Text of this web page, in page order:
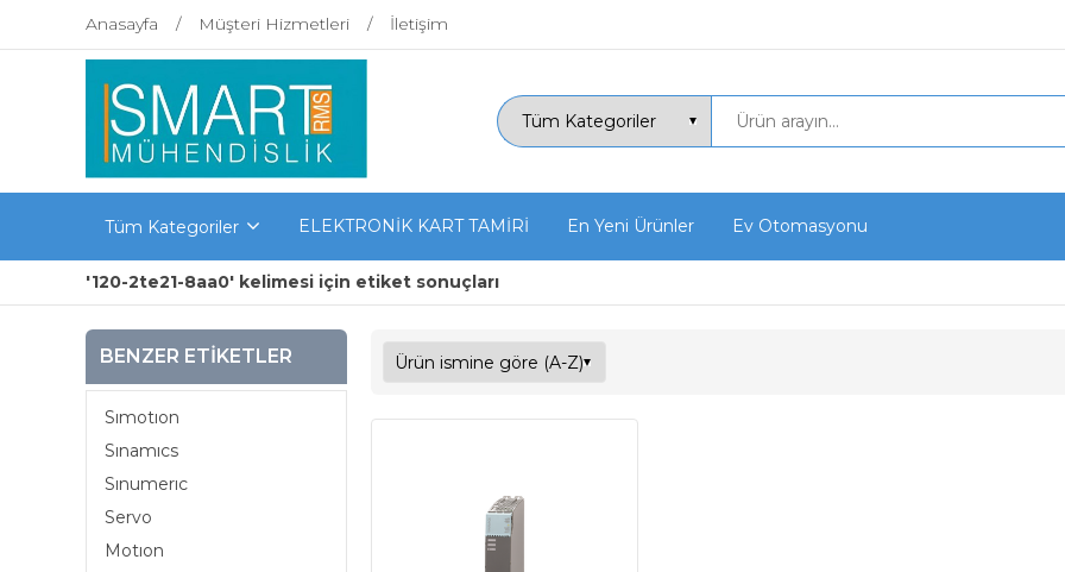
Anasayfa Müşteri Hizmetleri İletişim
Tüm Kategoriler ELEKTRONİK KART TAMİRİ En Yeni Ürünler Ev Otomasyonu
'120-2te21-8aa0' kelimesi için etiket sonuçları
BENZER ETIKETLER
Sımotıon
Sınamıcs
Sınumerıc
Servo
Motıon